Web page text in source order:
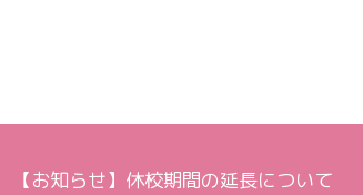
【お知らせ】休校期間の延長について